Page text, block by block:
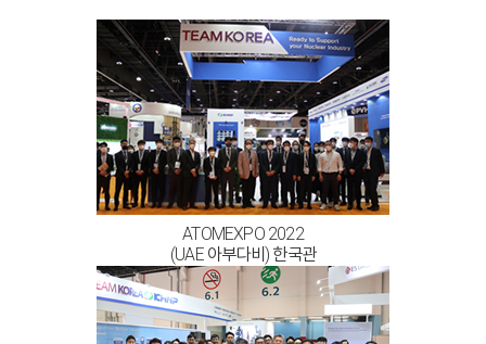
ATOMEXPO 2022
(UAE 아부다비) 한국관